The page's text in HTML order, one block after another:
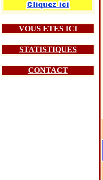
VOUS ETES ICI
STATISTIQUES
CONTACT